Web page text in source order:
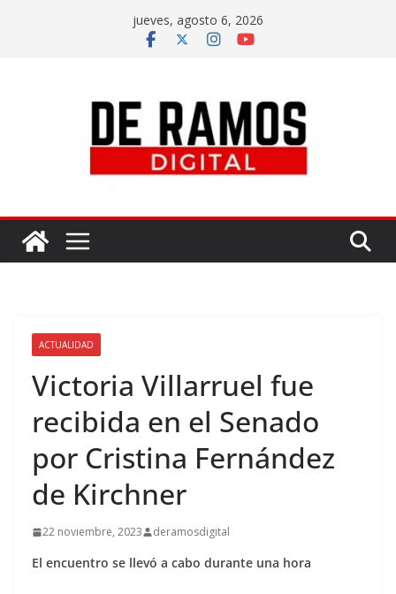
jueves, agosto 6, 2026
ACTUALIDAD
Victoria Villarruel fue
recibida en el Senado
por Cristina Fernández
de Kirchner
22 noviembre, 2023 deramosdigital
El encuentro se llevó a cabo durante una hora